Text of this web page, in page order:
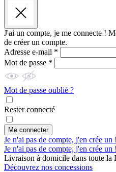
J'ai un compte, je me connecte !
de créer un compte.
Adresse e-mail *
Mot de passe *
Mot de passe oublié ?
Rester connecté
Me connecter
Je n'ai pas de compte, j'en crée un !
Je n'ai pas de compte, j'en crée un !
Livraison à domicile dans toute la
Découvrez nos concessions